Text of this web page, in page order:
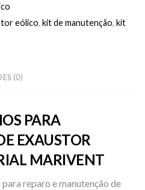
eólico,kit de manutenção,kit
(0)
PARA
EXAUSTOR
MARIVENT
reparo e manutenção de